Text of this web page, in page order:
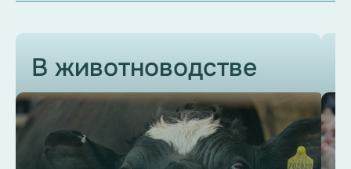
В животноводстве